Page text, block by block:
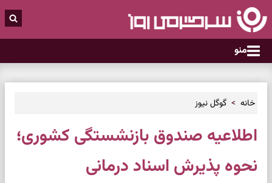
منو
خانه گوگل نیوز
اطلاعیه صندوق بازنشستگی کشوری؛
نحوه پذیرش اسناد درمانی